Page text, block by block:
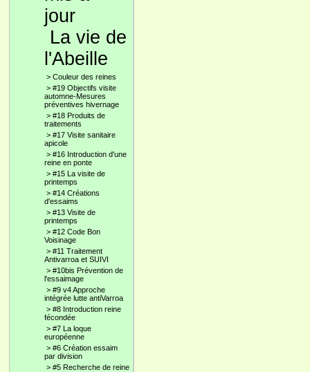
La vie de
l'Abeille
> Couleur des reines
> #19 Objectifs visite
automne-Mesures
préventives hivernage
> #18 Produits de
traitements
> #17 Visite sanitaire
apicole
> #16 Introduction d'une
reine en ponte
> #15 La visite de
printemps
> #14 Créations
d'essaims
> #13 Visite de
printemps
> #12 Code Bon
Voisinage
> #11 Traitement
Antivarroa et SUIVI
> #10bis Prévention de
l'essaimage
> #9 v4 Approche
intégrée lutte antiVarroa
> #8 Introduction reine
fécondée
> #7 La loque
européenne
> #6 Création essaim
par division
> #5 Recherche de reine